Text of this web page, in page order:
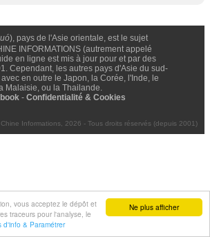
Ne plus afficher
vous acceptez le dépôt et
traceurs pour l'analyse, le
d'info & Paramétrer
), pays de l'Asie orientale, est le sujet
INFORMATIONS (autrement appelé
en ligne est mis à jour pour et par des
Cependant, les autres pays d'Asie du sud-
en outre le Japon, la Corée, l'Inde, le
Malaisie, ou la Thailande.
- Confidentialité & Cookies
Informations, 2026 - Tous droits réservés (depuis 2001)